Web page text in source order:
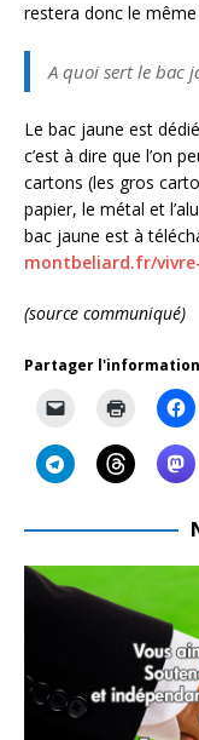
restera donc le même
A quoi sert le bac
Le bac jaune est
c’est à dire que l’on
cartons (les gros
papier, le métal et
bac jaune est à
montbeliard.fr/
(source communiqué)
Partager